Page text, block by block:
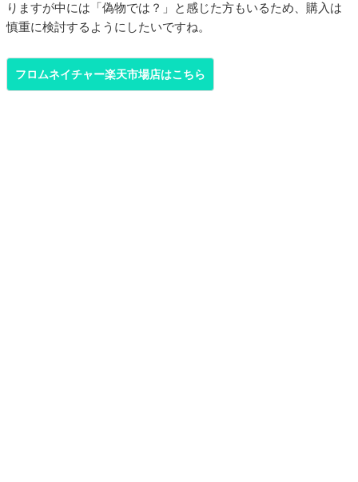
りますが中には「偽物では？」と感じた方もいるため、購入は
慎重に検討するようにしたいですね。
フロムネイチャー楽天市場店はこちら